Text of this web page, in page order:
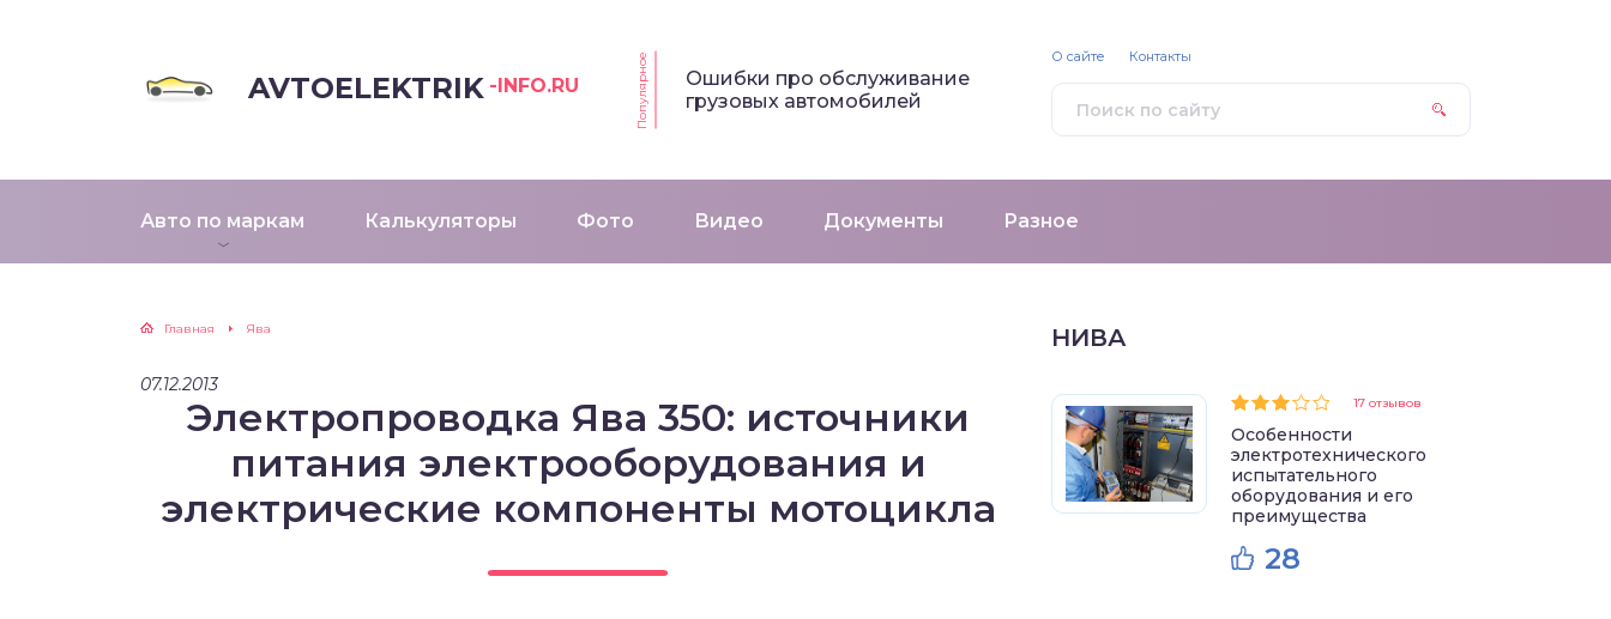
AVTOELEKTRIK -INFO.RU Популярное
Ошибки про обслуживание
грузовых автомобилей
Авто по маркам Калькуляторы Фото Видео Документы Разное
О сайте Контакты
Главная Ява
07.12.2013
Электропроводка Ява 350: источники
питания электрооборудования и
электрические компоненты мотоцикла
НИВА
17 отзывов
Особенности
электротехнического
испытательного
оборудования и его
преимущества
28